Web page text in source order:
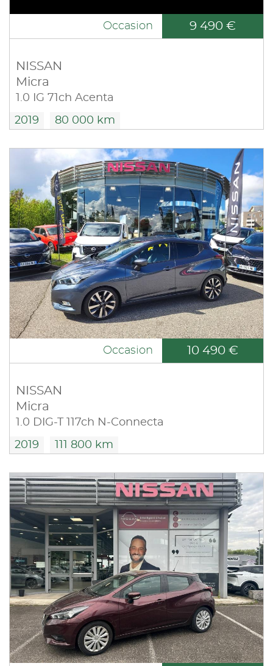
Occasion 9 490 €
NISSAN
Micra
1.0 IG 71ch Acenta
2019 80 000 km
Occasion 10 490 €
NISSAN
Micra
1.0 DIG-T 117ch N-Connecta
2019 111 800 km